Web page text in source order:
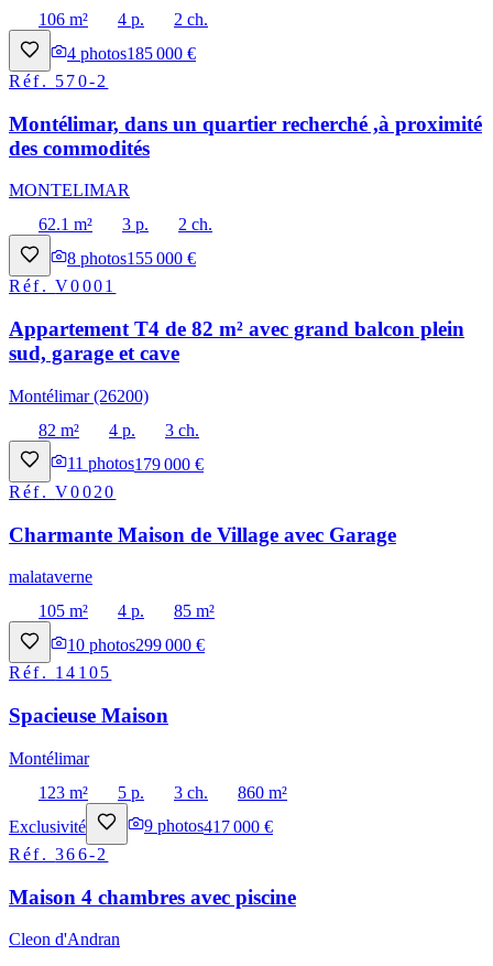
106 m²
4 p.
2 ch.
4 photos185 000 €
Réf. 570-2
Montélimar, dans un quartier recherché ,à proximité
des commodités
MONTELIMAR
62.1 m²
3 p.
2 ch.
8 photos155 000 €
Réf.V0001
Appartement T4 de 82 m² avec grand balcon plein
sud, garage et cave
Montélimar (26200)
82 m²
4 p.
3 ch.
11 photos179 000 €
Réf.V0020
Charmante Maison de Village avec Garage
malataverne
105 m²
4 p.
85 m²
10 photos299 000 €
Réf. 14105
Spacieuse Maison
Montélimar
123 m²
5 p. 3 ch.
860 m²
Exclusivité
9 photos417 000 €
Réf.366-2
Maison 4 chambres avec piscine
Cleon d'Andran